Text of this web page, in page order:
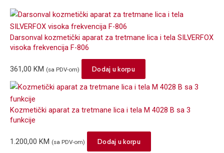
Darsonval kozmetički aparat za tretmane lica i tela SILVERFOX
visoka frekvencija F-806
361,00 KM (sa PDV-om) Dodaj u korpu
Kozmetički aparat za tretmane lica i tela M 4028 B sa 3
funkcije
1.200,00 KM (sa PDV-om) Dodaj u korpu